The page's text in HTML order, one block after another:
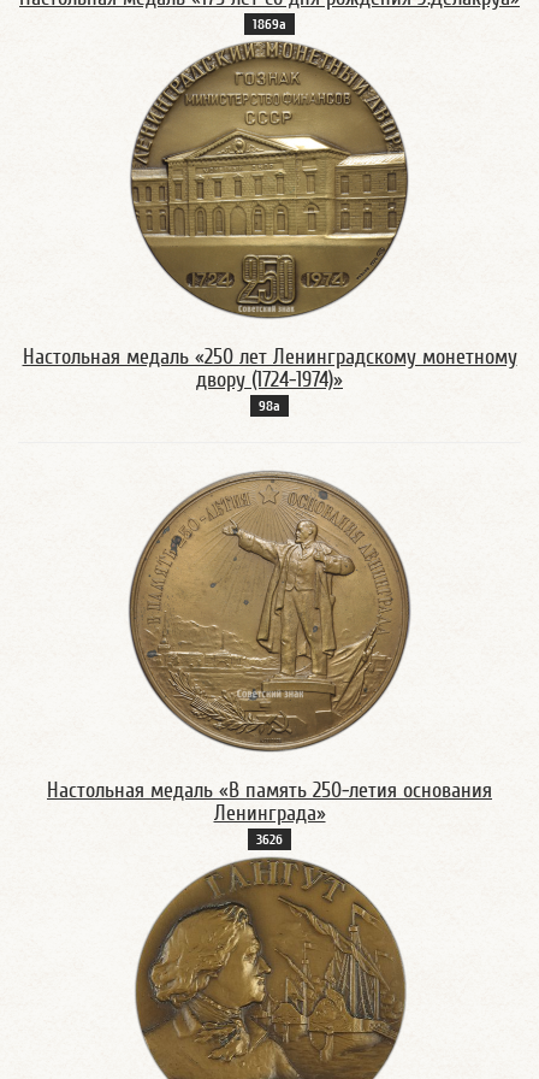
1869а
Настольная медаль «250 лет Ленинградскому монетному
двору (1724-1974)»
98а
Настольная медаль «В память 250-летия основания
Ленинграда»
362б